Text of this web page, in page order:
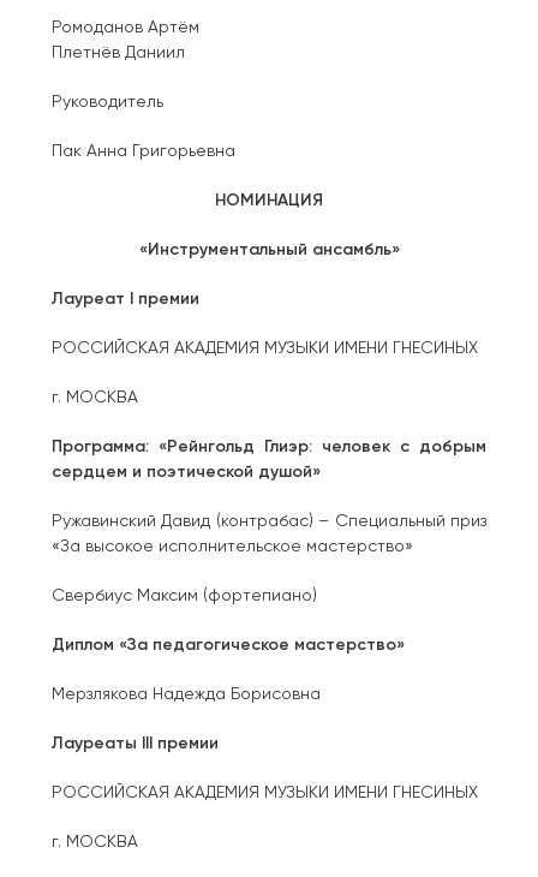
Ромоданов Артём
Плетнёв Даниил
Руководитель
Пак Анна Григорьевна
НОМИНАЦИЯ
«Инструментальный ансамбль»
Лауреат I премии
РОССИЙСКАЯ АКАДЕМИЯ МУЗЫКИ ИМЕНИ ГНЕСИНЫХ
г. МОСКВА
Программа: «Рейнгольд Глиэр: человек с добрым
сердцем и поэтической душой»
Ружавинский Давид (контрабас) – Специальный приз
«За высокое исполнительское мастерство»
Свербиус Максим (фортепиано)
Диплом «За педагогическое мастерство»
Мерзлякова Надежда Борисовна
Лауреаты III премии
РОССИЙСКАЯ АКАДЕМИЯ МУЗЫКИ ИМЕНИ ГНЕСИНЫХ
г. МОСКВА